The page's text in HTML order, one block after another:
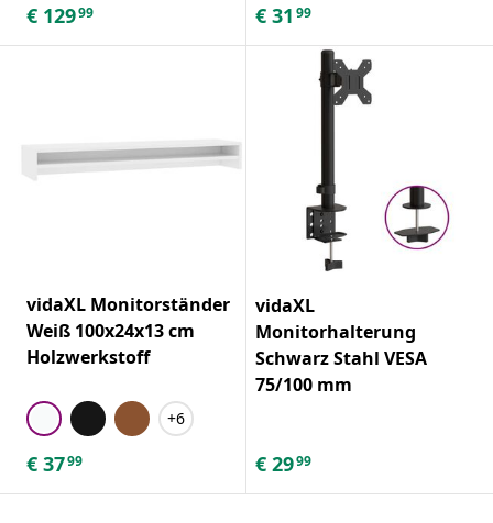
€ 12999 € 31 99
vidaXL Monitorständer
Weiß 100x24x13 cm
Holzwerkstoff
+6
€ 3799
vidaXL
Monitorhalterung
Schwarz Stahl VESA
75/100 mm
€ 2999